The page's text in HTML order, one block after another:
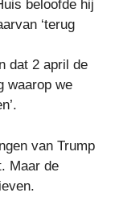
beloofde hij
‘terug
dat 2 april de
waarop we
van Trump
Maar de